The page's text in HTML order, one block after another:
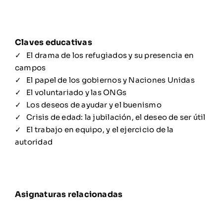
El drama de los refugiados y su presencia en
campos
El papel de los gobiernos y Naciones Unidas
El voluntariado y las ONGs
Los deseos de ayudar y el buenismo
Crisis de edad: la jubilación, el deseo de ser útil
El trabajo en equipo, y el ejercicio de la
autoridad